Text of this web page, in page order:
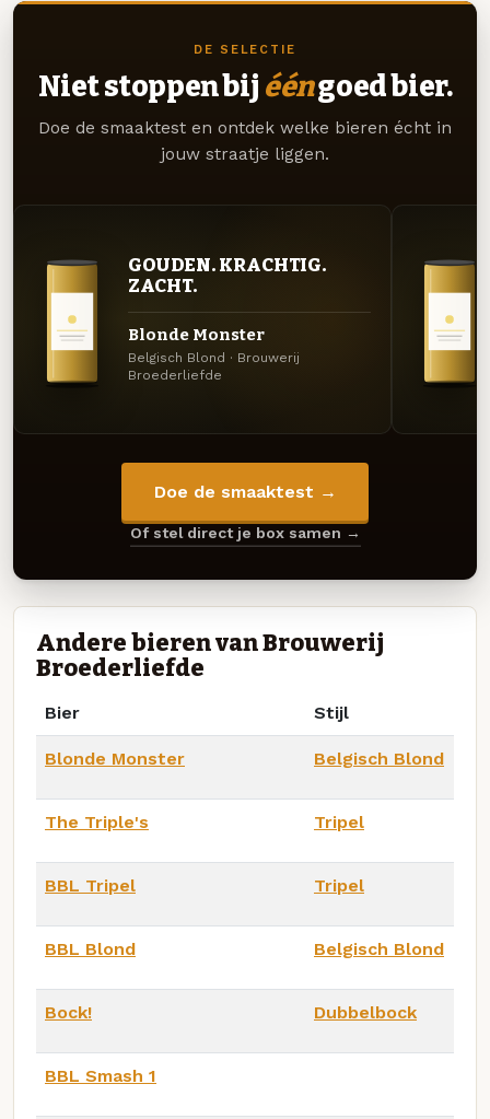
DE SELECTIE
Niet stoppen bij ééngoed bier.
Doe de smaaktest en ontdek welke bieren écht in
jouw straatje liggen.
GOUDEN. KRACHTIG.
ZACHT.
Blonde Monster
Belgisch Blond · Brouwerij
Broederliefde
Doe de smaaktest →
Of stel direct je box samen →
Andere bieren van Brouwerij
Broederliefde
Bier Stijl
Blonde Monster Belgisch Blond
The Triple's Tripel
BBL Tripel Tripel
BBL Blond Belgisch Blond
Bock! Dubbelbock
BBL Smash 1